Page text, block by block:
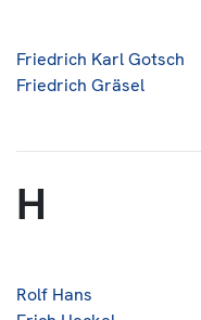
Friedrich Karl Gotsch
Friedrich Gräsel
H
Rolf Hans